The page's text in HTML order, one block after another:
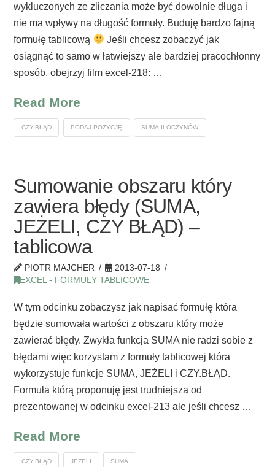
wykluczonych ze zliczania może być dowolnie długa i
nie ma wpływy na długość formuły. Buduję bardzo fajną
formułę tablicową
Jeśli chcesz zobaczyć jak
osiągnąć to samo w łatwiejszy ale bardziej pracochłonny
sposób, obejrzyj film excel-218: …
Read More
CZY.BŁĄD PODAJ.POZYCJĘ SUMA.ILOCZYNÓW
Sumowanie obszaru który
zawiera błędy (SUMA,
JEŻELI, CZY BŁĄD) –
tablicowa
PIOTR MAJCHER
2013-07-18
EXCEL - FORMUŁY TABLICOWE
W tym odcinku zobaczysz jak napisać formułę która
będzie sumowała wartości z obszaru który może
zawierać błędy. Zwykła funkcja SUMA nie radzi sobie z
błędami więc korzystam z formuły tablicowej która
wykorzystuje funkcje SUMA, JEŻELI i CZY.BŁĄD.
Formuła którą proponuję jest trudniejsza od
prezentowanej w odcinku excel-213 ale jeśli chcesz …
Read More
CZY.BŁĄD JEŻELI SUMA